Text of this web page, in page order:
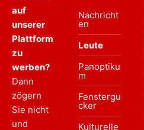
auf
unserer
Plattform
zu
werben?
Dann
zögern
Sie nicht
und
Nachricht
en
Leute
Panoptiku
m
Fenstergu
cker
Kulturelle